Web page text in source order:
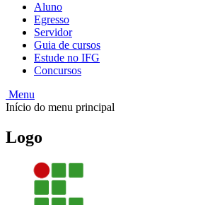
Aluno
Egresso
Servidor
Guia de cursos
Estude no IFG
Concursos
Menu
Início do menu principal
Logo